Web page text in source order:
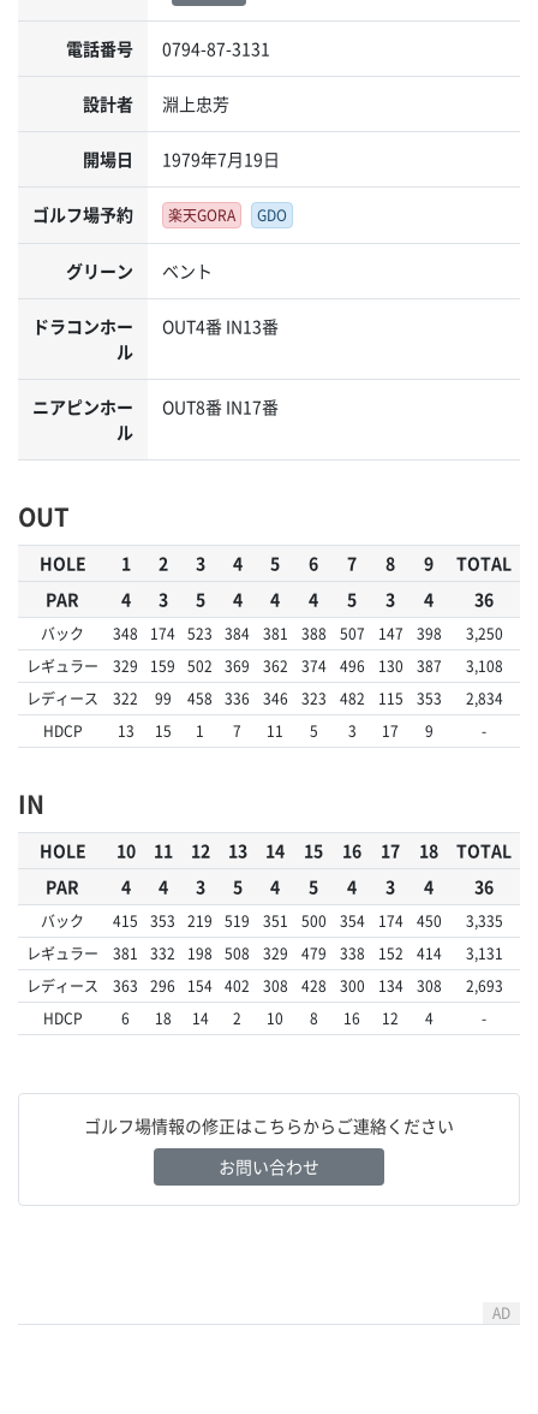
電話番号 0794-87-3131
設計者 淵上忠芳
開場日 1979年7月19日
ゴルフ場予約 楽天GORA GDO
グリーン ベント
ドラコンホー
ル
OUT4番 IN13番
ニアピンホー
ル
OUT8番 IN17番
OUT
HOLE 1 2 3 4 5 6 7 8 9
TOTAL
PAR
4 3 5 4 4 4 5 3 4 36
バック 348 174 523 384 381 388 507 147 398
3,250
レギュラー
329 159 502 369 362 374 496 130 387
3,108
レディース
322 99 458 336 346 323 482 115 353
2,834
HDCP
13 15 1 7 11 5 3 17 9 -
IN
HOLE 10 11 12 13 14 15 16 17 18
TOTAL
PAR
4 4 3 5 4 5 4 3 4 36
バック 415 353 219 519 351 500 354 174 450
3,335
レギュラー
381 332 198 508 329 479 338 152 414
3,131
レディース
363 296 154 402 308 428 300 134 308
2,693
HDCP
6 18 14 2 10 8 16 12 4 -
ゴルフ場情報の修正はこちらからご連絡ください
お問い合わせ
AD